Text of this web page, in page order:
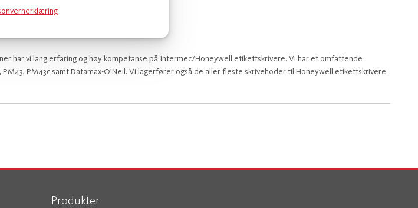
har vi lang erfaring og høy kompetanse på Intermec/Honeywell etikettskrivere. Vi har et omfattende
PM43, PM43c samt Datamax-O'Neil. Vi lagerfører også de aller fleste skrivehoder til Honeywell etikettskrivere
Produkter